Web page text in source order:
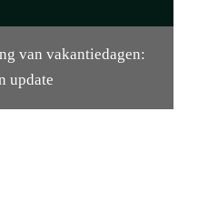
van vakantiedagen:
update